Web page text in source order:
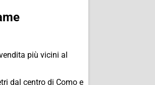
più vicini al
dal centro di Como e